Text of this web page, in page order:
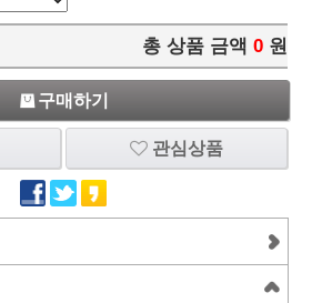
총 상품 금액 0 원
구매하기
관심상품